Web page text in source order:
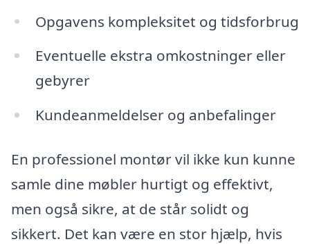
Opgavens kompleksitet og tidsforbrug
Eventuelle ekstra omkostninger eller
gebyrer
Kundeanmeldelser og anbefalinger
En professionel montør vil ikke kun kunne
samle dine møbler hurtigt og effektivt,
men også sikre, at de står solidt og
sikkert. Det kan være en stor hjælp, hvis